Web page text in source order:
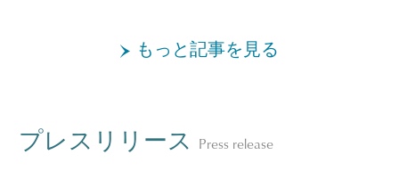
もっと記事を見る
プレスリリース Press release